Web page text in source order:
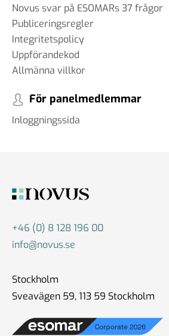
Novus svar på ESOMARs 37 frågor
Publiceringsregler
Integritetspolicy
Uppförandekod
Allmänna villkor
För panelmedlemmar
Inloggningssida
+46 (0) 8 128 196 00
info@novus.se
Stockholm
Sveavägen 59, 113 59 Stockholm